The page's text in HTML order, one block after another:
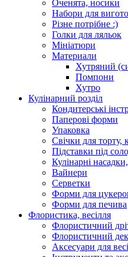
Оченята, носики
Набори для
Різне потрібне :)
Голки для ляльок
Мініатюри
Материали
Хутряний
Помпони
Хутро
Кулінарний розділ
Кондитерські
Паперові форми
Упаковка
Свічки для торту,
Підставки під
Кулінарні
Вайнери
Серветки
Форми для
Форми для печива
Флористика, весілля
Флористичний
Флористичний
Аксесуари для